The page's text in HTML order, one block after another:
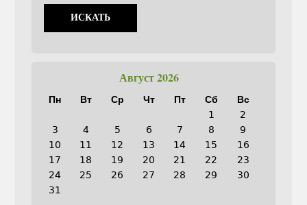
Август 2026
Пн Вт Ср Чт Пт Сб
Вс
1
2
3
4 5 6 7 8
9
10
11 12 13 14 15
16
17
18 19 20 21 22
23
24
25 26 27 28 29
30
31